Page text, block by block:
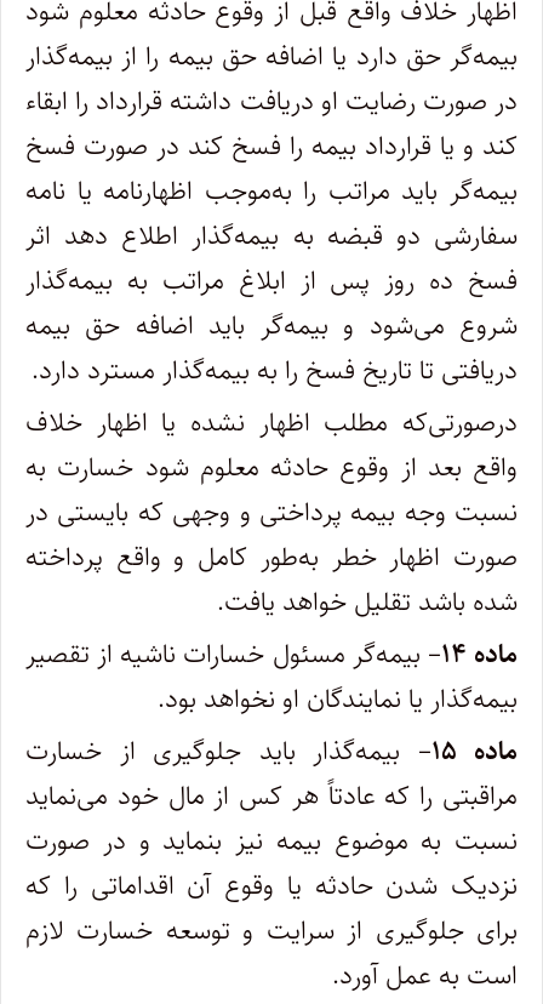
اظهار خلاف واقع قبل از وقوع حادثه معلوم شود
بیمه‌گر حق دارد یا اضافه حق بیمه را از بیمه‌گذار
در صورت رضایت او دریافت داشته قرارداد را ابقاء
کند و یا قرارداد بیمه را فسخ کند در صورت فسخ
بیمه‌گر باید مراتب را به‌موجب اظهارنامه یا نامه
سفارشی دو قبضه به بیمه‌گذار اطلاع دهد اثر
فسخ ده روز پس از ابلاغ مراتب به بیمه‌گذار
شروع می‌شود و بیمه‌گر باید اضافه حق بیمه
دریافتی تا تاریخ فسخ را به بیمه‌گذار مسترد دارد.
‌درصورتی‌که مطلب اظهار نشده یا اظهار خلاف
واقع بعد از وقوع حادثه معلوم شود خسارت به
نسبت وجه بیمه پرداختی و وجهی که بایستی در
صورت اظهار خطر به‌طور کامل و واقع پرداخته
شده باشد تقلیل خواهد یافت.
ماده ۱۴
– بیمه‌گر مسئول خسارات ناشیه از تقصیر
بیمه‌گذار یا نمایندگان او نخواهد بود.
ماده ۱۵
– بیمه‌گذار باید جلوگیری از خسارت
مراقبتی را که عادتاً هر کس از مال خود می‌نماید
نسبت به موضوع بیمه نیز بنماید و در صورت
نزدیک شدن حادثه یا وقوع آن اقداماتی را که
برای جلوگیری از سرایت و توسعه خسارت لازم
است به عمل آورد.